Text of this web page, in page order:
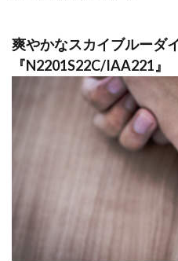
爽やかなスカイブルーダ
『N2201S22C/IAA221』